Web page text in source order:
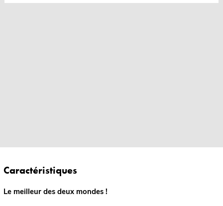
Caractéristiques
Le meilleur des deux mondes !